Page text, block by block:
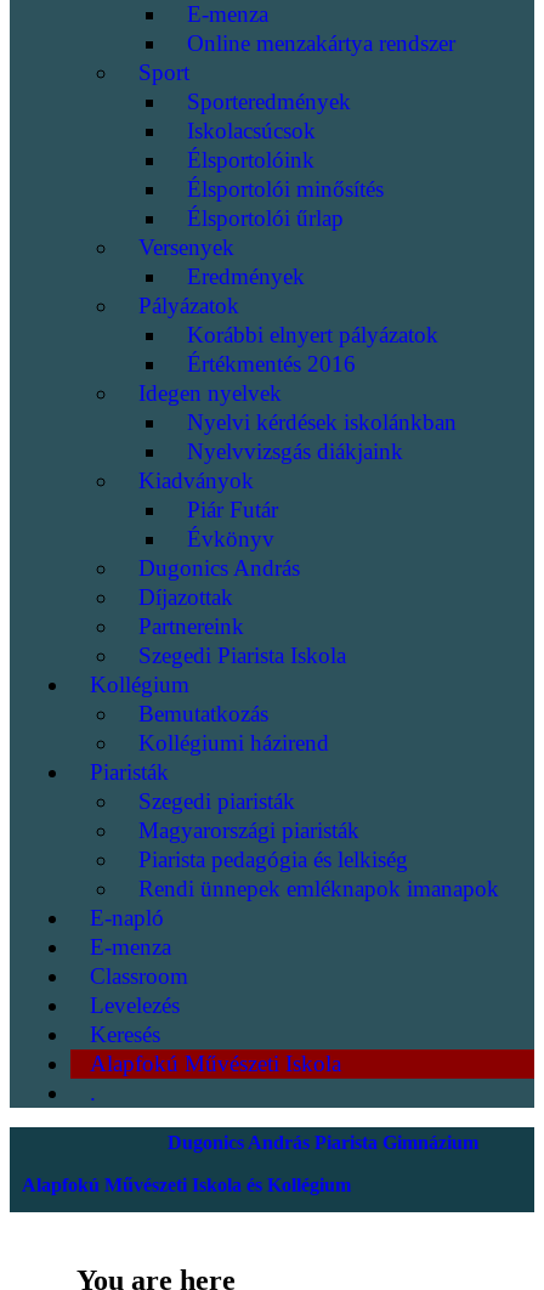
E-menza
Online menzakártya rendszer
Sport
Sporteredmények
Iskolacsúcsok
Élsportolóink
Élsportolói minősítés
Élsportolói űrlap
Versenyek
Eredmények
Pályázatok
Korábbi elnyert pályázatok
Értékmentés 2016
Idegen nyelvek
Nyelvi kérdések iskolánkban
Nyelvvizsgás diákjaink
Kiadványok
Piár Futár
Évkönyv
Dugonics András
Díjazottak
Partnereink
Szegedi Piarista Iskola
Kollégium
Bemutatkozás
Kollégiumi házirend
Piaristák
Szegedi piaristák
Magyarországi piaristák
Piarista pedagógia és lelkiség
Rendi ünnepek emléknapok imanapok
E-napló
E-menza
Classroom
Levelezés
Keresés
Alapfokú Művészeti Iskola
.
Dugonics András Piarista Gimnázium
Alapfokú Művészeti Iskola és Kollégium
You are here